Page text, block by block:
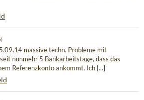
massive techn. Probleme mit
nunmehr 5 Bankarbeitstage, dass das
Referenzkonto ankommt. Ich [...]